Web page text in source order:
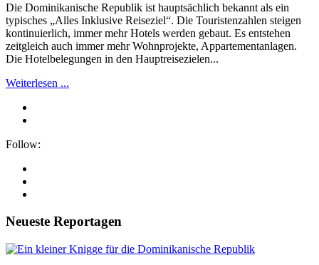
Die Dominikanische Republik ist hauptsächlich bekannt als ein
typisches „Alles Inklusive Reiseziel“. Die Touristenzahlen steigen
kontinuierlich, immer mehr Hotels werden gebaut. Es entstehen
zeitgleich auch immer mehr Wohnprojekte, Appartementanlagen.
Die Hotelbelegungen in den Hauptreisezielen...
Weiterlesen ...
Follow:
Neueste Reportagen